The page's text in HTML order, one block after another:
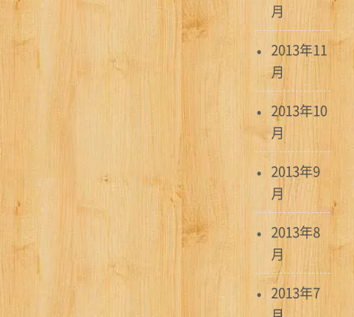
月
2013年11
月
2013年10
月
2013年9
月
2013年8
月
2013年7